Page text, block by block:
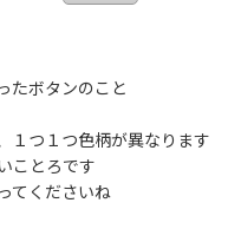
たボタンのこと
１つ１つ色柄が異なります
ことろです
てくださいね